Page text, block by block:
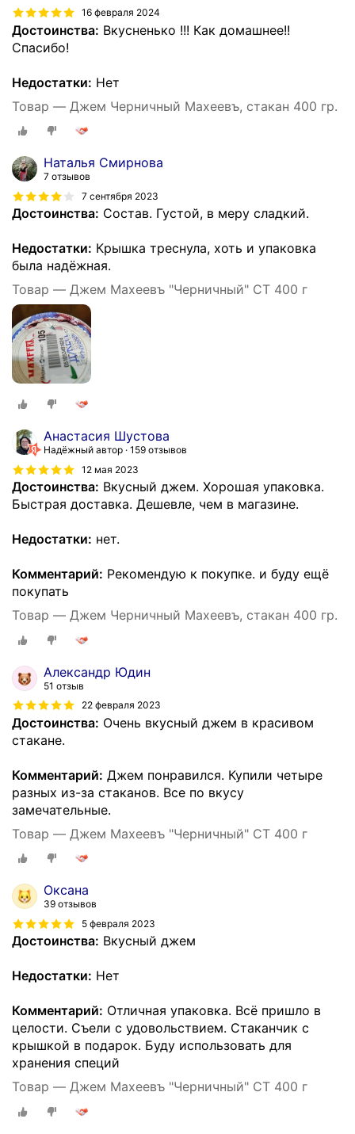
16 февраля 2024
Достоинства: Вкусненько !!! Как домашнее!!
Спасибо!
Недостатки: Нет
Товар — Джем Черничный Махеевъ, стакан 400 гр.
Наталья Смирнова
7 отзывов
7 сентября 2023
Достоинства: Состав. Густой, в меру сладкий.
Недостатки: Крышка треснула, хоть и упаковка
была надёжная.
Товар — Джем Махеевъ "Черничный" СТ 400 г
Анастасия Шустова
Надёжный автор 159 отзывов
12 мая 2023
Достоинства: Вкусный джем. Хорошая упаковка.
Быстрая доставка. Дешевле, чем в магазине.
Недостатки: нет.
Комментарий: Рекомендую к покупке. и буду ещё
покупать
Товар — Джем Черничный Махеевъ, стакан 400 гр.
Александр Юдин
51 отзыв
22 февраля 2023
Достоинства: Очень вкусный джем в красивом
стакане.
Комментарий: Джем понравился. Купили четыре
разных из-за стаканов. Все по вкусу
замечательные.
Товар — Джем Махеевъ "Черничный" СТ 400 г
Оксана
39 отзывов
5 февраля 2023
Достоинства: Вкусный джем
Недостатки: Нет
Комментарий: Отличная упаковка. Всё пришло в
целости. Съели с удовольствием. Стаканчик с
крышкой в подарок. Буду использовать для
хранения специй
Товар — Джем Махеевъ "Черничный" СТ 400 г